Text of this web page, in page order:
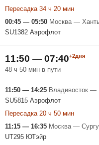
Пересадка 34 ч 20 мин
00:45 — 05:50 Москва —
SU1382 Аэрофлот
11:50 — 07:40+2дня
48 ч 50 мин в пути
11:50 — 14:25 Владивосток —
SU5815 Аэрофлот
Пересадка 20 ч 50 мин
11:15 — 16:35 Москва —
UT295 ЮТэйр